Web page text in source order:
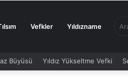
Vefkler Yıldızname
Büyüsü Yıldız Yükseltme Vefki